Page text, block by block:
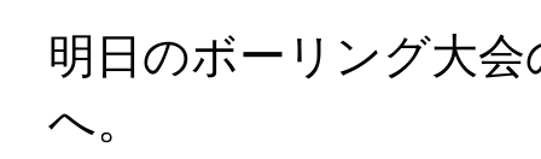
明日のボーリング大
へ。